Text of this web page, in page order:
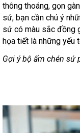
thông thoáng, gọn
sứ, bạn cần chú ý
sứ có màu sắc đồng
họa tiết là những yếu
Gợi ý bộ ấm chén sứ